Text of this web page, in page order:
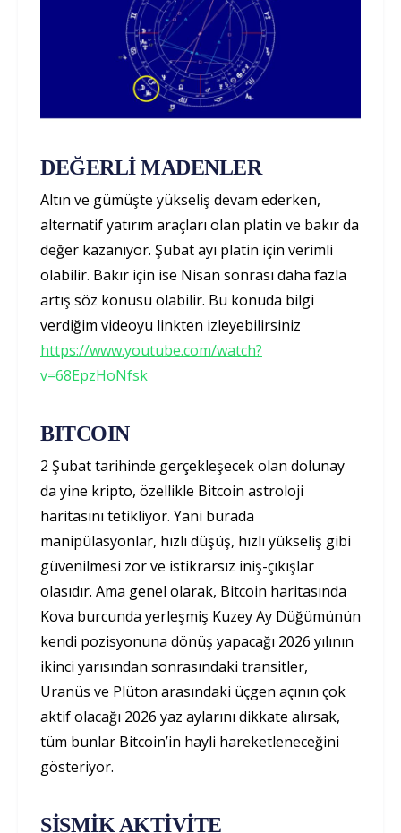
DEĞERLİ MADENLER
Altın ve gümüşte yükseliş devam ederken,
alternatif yatırım araçları olan platin ve bakır da
değer kazanıyor. Şubat ayı platin için verimli
olabilir. Bakır için ise Nisan sonrası daha fazla
artış söz konusu olabilir. Bu konuda bilgi
verdiğim videoyu linkten izleyebilirsiniz
https://www.youtube.com/watch?
v=68EpzHoNfsk
BITCOIN
2 Şubat tarihinde gerçekleşecek olan dolunay
da yine kripto, özellikle Bitcoin astroloji
haritasını tetikliyor. Yani burada
manipülasyonlar, hızlı düşüş, hızlı yükseliş gibi
güvenilmesi zor ve istikrarsız iniş-çıkışlar
olasıdır. Ama genel olarak, Bitcoin haritasında
Kova burcunda yerleşmiş Kuzey Ay Düğümünün
kendi pozisyonuna dönüş yapacağı 2026 yılının
ikinci yarısından sonrasındaki transitler,
Uranüs ve Plüton arasındaki üçgen açının çok
aktif olacağı 2026 yaz aylarını dikkate alırsak,
tüm bunlar Bitcoin’in hayli hareketleneceğini
gösteriyor.
SİSMİK AKTİVİTE